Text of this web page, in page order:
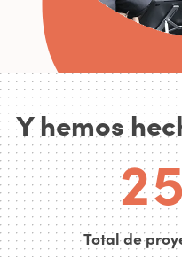
Y hemos
0
1
2
3
Total de
4
5
6
7